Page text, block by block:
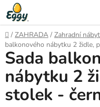
Přejít
na
obsah
Domů
/ ZAHRADA / Zahradní
balkonového nábytku 2 židle,
Sada
nábytku 2
stolek -